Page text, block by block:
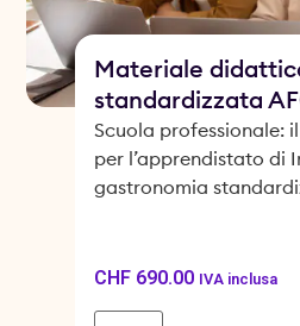
Materiale
standardizzata
Scuola professionale:
per l’apprendistato di
gastronomia
CHF690.00 IVA inclusa